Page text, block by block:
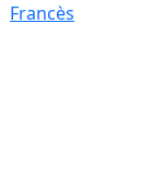
Francès